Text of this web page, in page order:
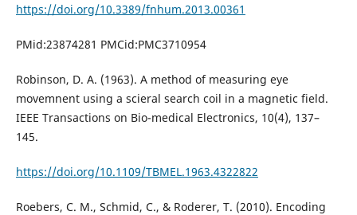
https://doi.org/10.3389/fnhum.2013.00361
PMid:23874281 PMCid:PMC3710954
Robinson, D. A. (1963). A method of measuring eye
movemnent using a scieral search coil in a magnetic field.
IEEE Transactions on Bio-medical Electronics, 10(4), 137–
145.
https://doi.org/10.1109/TBMEL.1963.4322822
Roebers, C. M., Schmid, C., & Roderer, T. (2010). Encoding